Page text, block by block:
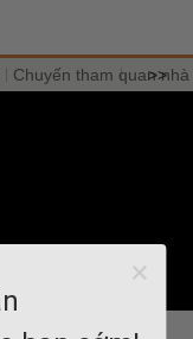
Chuyến tham quan nhà
>>